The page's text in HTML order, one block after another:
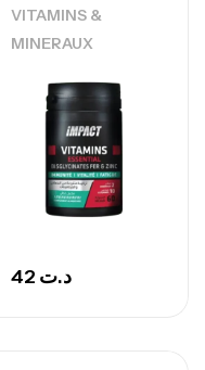
VITAMINS &
MINERAUX
د.ت